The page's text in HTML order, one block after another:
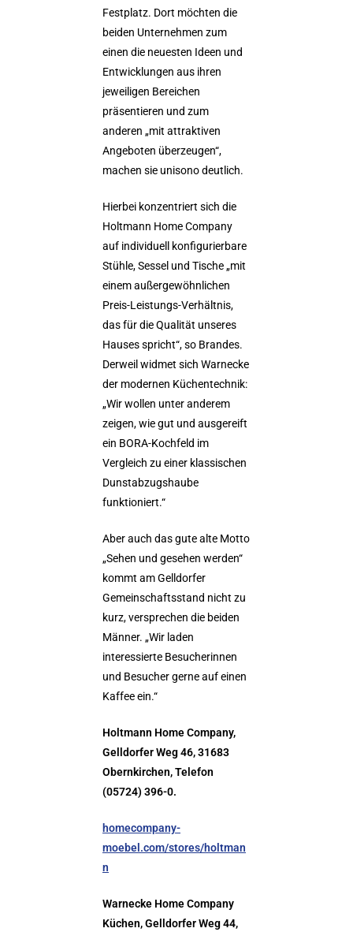
Festplatz. Dort möchten die
beiden Unternehmen zum
einen die neuesten Ideen und
Entwicklungen aus ihren
jeweiligen Bereichen
präsentieren und zum
anderen „mit attraktiven
Angeboten überzeugen“,
machen sie unisono deutlich.
Hierbei konzentriert sich die
Holtmann Home Company
auf individuell konfigurierbare
Stühle, Sessel und Tische „mit
einem außergewöhnlichen
Preis-Leistungs-Verhältnis,
das für die Qualität unseres
Hauses spricht“, so Brandes.
Derweil widmet sich Warnecke
der modernen Küchentechnik:
„Wir wollen unter anderem
zeigen, wie gut und ausgereift
ein BORA-Kochfeld im
Vergleich zu einer klassischen
Dunstabzugshaube
funktioniert.“
Aber auch das gute alte Motto
„Sehen und gesehen werden“
kommt am Gelldorfer
Gemeinschaftsstand nicht zu
kurz, versprechen die beiden
Männer. „Wir laden
interessierte Besucherinnen
und Besucher gerne auf einen
Kaffee ein.“
Holtmann Home Company,
Gelldorfer Weg 46, 31683
Obernkirchen, Telefon
(05724) 396-0.
homecompany-
moebel.com/stores/holtman
n
Warnecke Home Company
Küchen, Gelldorfer Weg 44,